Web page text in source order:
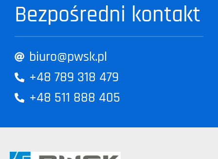
Bezpośredni kontakt
biuro@pwsk.pl
+48 789 318 479
+48 511 888 405